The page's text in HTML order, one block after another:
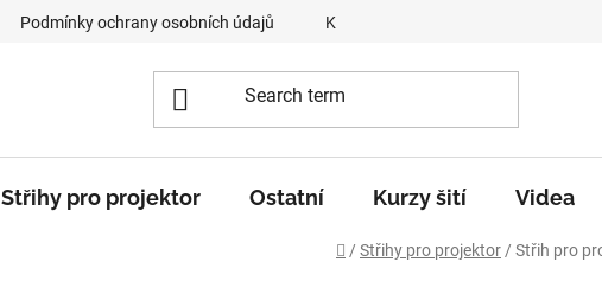
Podmínky ochrany osobních údajů Kontakty
Střihy pro projektor Ostatní Kurzy šití Videa
Home
/ Střihy pro projektor / Střih pro